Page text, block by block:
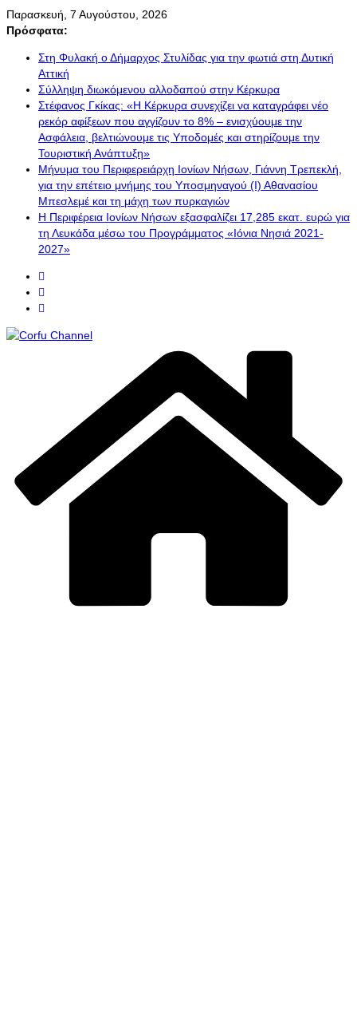
Μετάβαση
σε
Παρασκευή, 7 Αυγούστου, 2026
Πρόσφατα:
Στη Φυλακή ο Δήμαρχος Στυλίδας για την φωτιά στη Δυτική
Αττική
Σύλληψη διωκόμενου αλλοδαπού στην Κέρκυρα
Στέφανος Γκίκας: «Η Κέρκυρα συνεχίζει να καταγράφει νέο
ρεκόρ αφίξεων που αγγίζουν το 8% – ενισχύουμε την
Ασφάλεια, βελτιώνουμε τις Υποδομές και στηρίζουμε την
Τουριστική Ανάπτυξη»
Μήνυμα του Περιφερειάρχη Ιονίων Νήσων, Γιάννη Τρεπεκλή,
για την επέτειο μνήμης του Υποσμηναγού (Ι) Αθανασίου
Μπεσλεμέ και τη μάχη των πυρκαγιών
Η Περιφέρεια Ιονίων Νήσων εξασφαλίζει 17,285 εκατ. ευρώ για
τη Λευκάδα μέσω του Προγράμματος «Ιόνια Νησιά 2021-
2027»